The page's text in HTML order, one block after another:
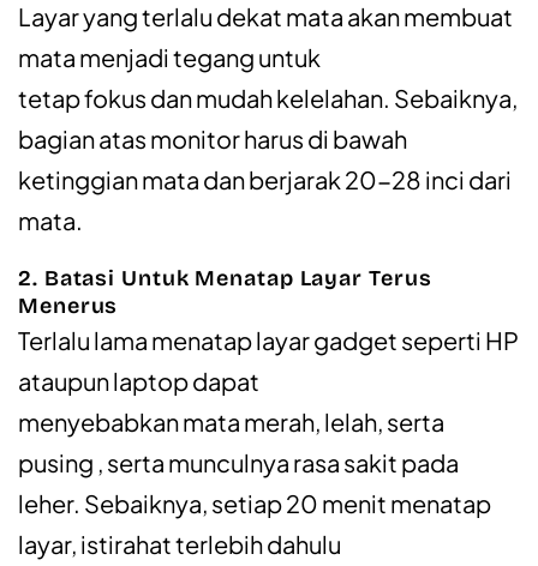
Layar yang terlalu dekat mata akan membuat
mata menjadi tegang untuk
tetap fokus dan mudah kelelahan. Sebaiknya,
bagian atas monitor harus di bawah
ketinggian mata dan berjarak 20-28 inci dari
mata.
2. Batasi Untuk Menatap Layar Terus
Menerus
Terlalu lama menatap layar gadget seperti HP
ataupun laptop dapat
menyebabkan mata merah, lelah, serta
pusing , serta munculnya rasa sakit pada
leher. Sebaiknya, setiap 20 menit menatap
layar, istirahat terlebih dahulu